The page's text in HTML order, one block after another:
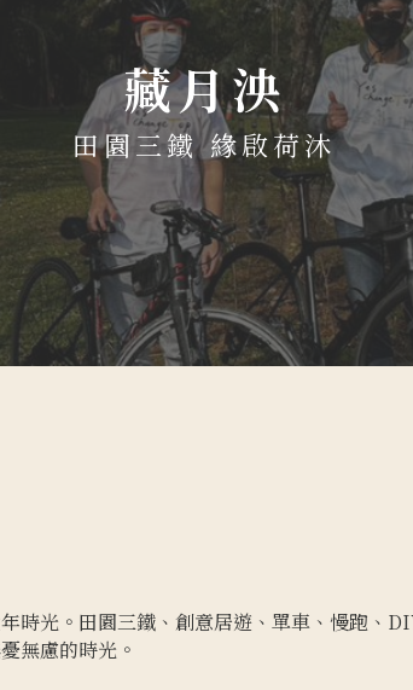
藏月泱
田園三鐵 緣啟荷沐
時光。田園三鐵、創意居遊、單車、慢跑、
無慮的時光。